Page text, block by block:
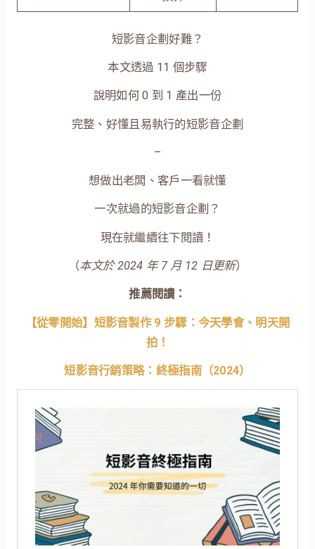
短影音企劃好難？
本文透過 11 個步驟
說明如何 0 到 1 產出一份
完整、好懂且易執行的短影音企劃
–
想做出老闆、客戶一看就懂
一次就過的短影音企劃？
現在就繼續往下閱讀！
（本文於 2024 年 7 月 12 日更新）
推薦閱讀：
【從零開始】短影音製作 9 步驟：今天學會、明天開
拍！
短影音行銷策略：終極指南（2024）